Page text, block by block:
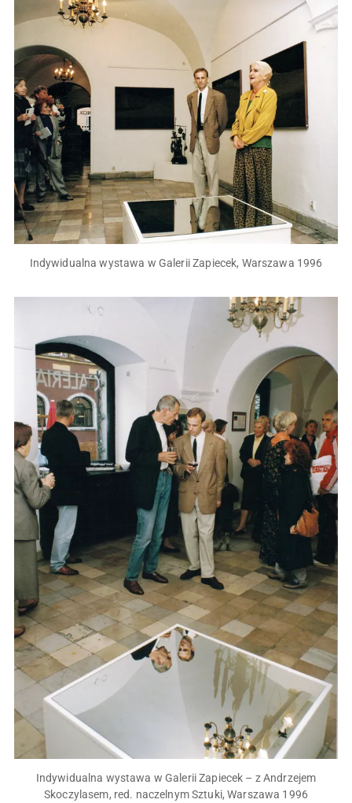
Indywidualna wystawa w Galerii Zapiecek, Warszawa 1996
Indywidualna wystawa w Galerii Zapiecek – z Andrzejem
Skoczylasem, red. naczelnym Sztuki, Warszawa 1996